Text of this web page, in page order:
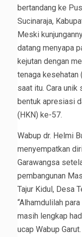
bertandang ke
Sucinaraja,
Meski
datang menyapa
kejutan dengan
tenaga kesehatan
saat itu. Cara
bentuk apresiasi
(HKN) ke-57.
Wabup dr. Helmi
menyempatkan
Garawangsa
pembangunan
Tajur Kidul, Desa
“Alhamdulilah
masih lengkap
ucap Wabup Garut.